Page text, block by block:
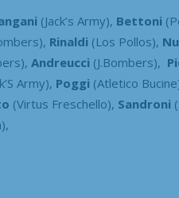
(Jack’s Army), Bettoni
Rinaldi (Los Pollos),
Andreucci (J.Bombers),
Army), Poggi (Atletico
(Virtus Freschello), Sandroni